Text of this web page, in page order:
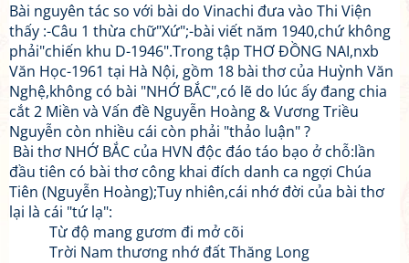
Bài nguyên tác so với bài do Vinachi đưa vào Thi Viện
thấy :-Câu 1 thừa chữ"Xứ";-bài viết năm 1940,chứ không
phải"chiến khu D-1946".Trong tập THƠ ĐỒNG NAI,nxb
Văn Học-1961 tại Hà Nội, gồm 18 bài thơ của Huỳnh Văn
Nghệ,không có bài "NHỚ BẮC",có lẽ do lúc ấy đang chia
cắt 2 Miền và Vấn đề Nguyễn Hoàng & Vương Triều
Nguyễn còn nhiều cái còn phải "thảo luận" ?
Bài thơ NHỚ BẮC của HVN độc đáo táo bạo ở chỗ:lần
đầu tiên có bài thơ công khai đích danh ca ngợi Chúa
Tiên (Nguyễn Hoàng);Tuy nhiên,cái nhớ đời của bài thơ
lại là cái "tứ lạ":
Từ độ mang gươm đi mở cõi
Trời Nam thương nhớ đất Thăng Long